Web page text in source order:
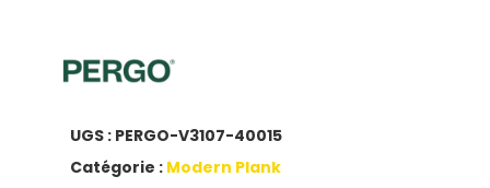
UGS : PERGO-V3107-40015
Catégorie : Modern Plank